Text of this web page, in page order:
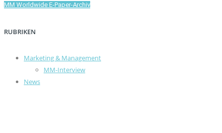
MM Worldwide E-Paper-Archiv
RUBRIKEN
Marketing & Management
MM-Interview
News